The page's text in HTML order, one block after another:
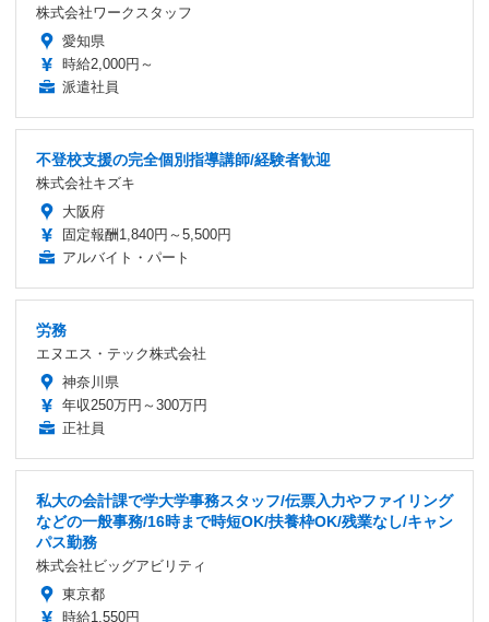
株式会社ワークスタッフ
愛知県
時給2,000円～
派遣社員
不登校支援の完全個別指導講師/経験者歓迎
株式会社キズキ
大阪府
固定報酬1,840円～5,500円
アルバイト・パート
労務
エヌエス・テック株式会社
神奈川県
年収250万円～300万円
正社員
私大の会計課で学大学事務スタッフ/伝票入力やファイリング
などの一般事務/16時まで時短OK/扶養枠OK/残業なし/キャン
パス勤務
株式会社ビッグアビリティ
東京都
時給1,550円